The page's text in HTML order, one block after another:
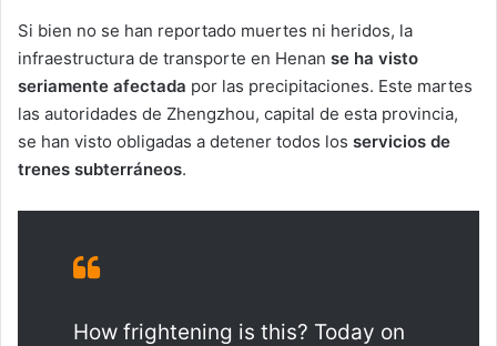
Si bien no se han reportado muertes ni heridos, la
infraestructura de transporte en Henan se ha visto
seriamente afectada por las precipitaciones. Este martes
las autoridades de Zhengzhou, capital de esta provincia,
se han visto obligadas a detener todos los servicios de
trenes subterráneos.
How frightening is this? Today on